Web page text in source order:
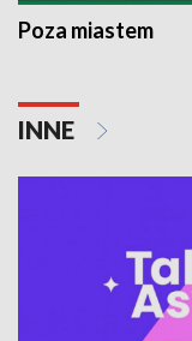
Poza miastem
INNE